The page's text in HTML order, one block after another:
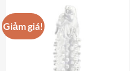
có
nhiều
biến
thể.
Các
Giảm giá!